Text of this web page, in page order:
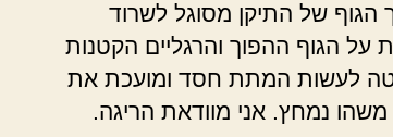
הגוף של התיקן מסוגל לשרוד
הגוף ההפוך והרגליים הקטנות
לעשות המתת חסד ומועכת את
נמחץ. אני מוודאת הריגה.